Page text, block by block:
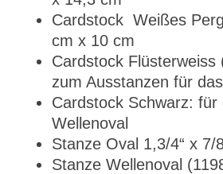
Cardstock Weißes
cm x 10 cm
Cardstock Flüsterweiss
zum Ausstanzen für
Cardstock Schwarz: für
Wellenoval
Stanze Oval 1,3/4“ x 7/
Stanze Wellenoval